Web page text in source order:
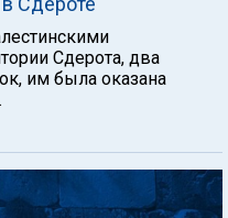
Сдерота, два
им была оказана